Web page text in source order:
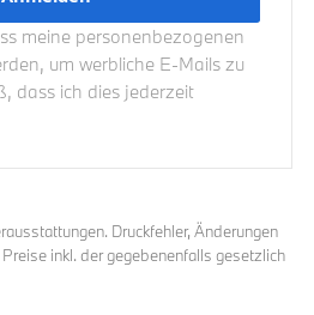
meine personenbezogenen
um werbliche E-Mails zu
dass ich dies jederzeit
Druckfehler, Änderungen
inkl. der gegebenenfalls gesetzlich